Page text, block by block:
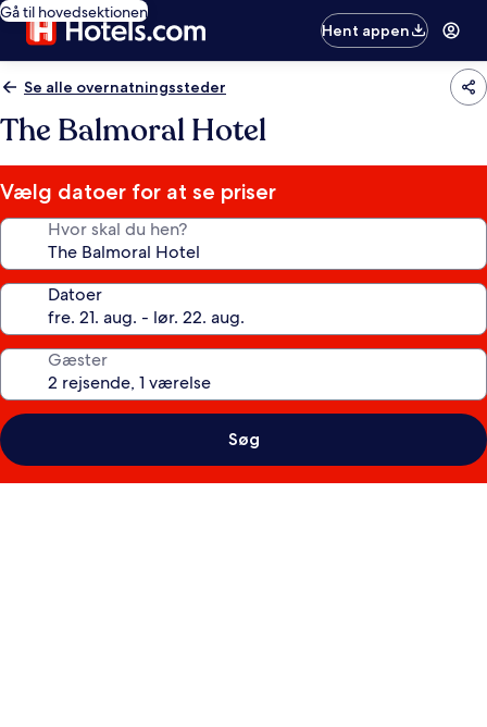
Gå til hovedsektionen
Hent appen
Se alle overnatningssteder
The Balmoral Hotel
Vælg datoer for at se priser
Hvor skal du hen?
Datoer
Gæster
Søg